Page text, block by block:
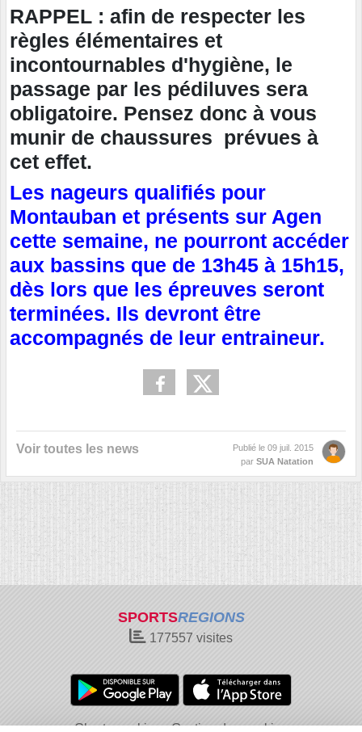
RAPPEL : afin de respecter les
règles élémentaires et
incontournables d'hygiène, le
passage par les pédiluves sera
obligatoire. Pensez donc à vous
munir de chaussures prévues à
cet effet.
Les nageurs qualifiés pour
Montauban et présents sur Agen
cette semaine, ne pourront accéder
aux bassins que de 13h45 à 15h15,
dès lors que les épreuves seront
terminées. Ils devront être
accompagnés de leur entraineur.
Voir toutes les news Publié le 09 juil. 2015
par SUA Natation
SPORTSREGIONS
177557 visites
Charte cookies Gestion des cookies